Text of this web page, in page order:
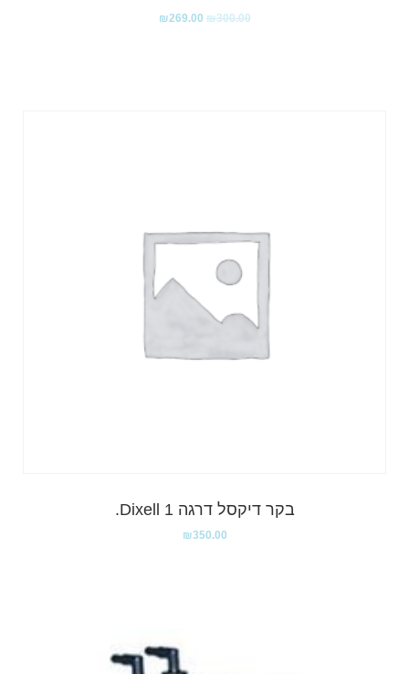
₪300.00
₪269.00
בקר דיקסל דרגה 1 Dixell.
₪350.00